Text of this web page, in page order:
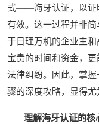
式——海牙认证，以证
有效。这一过程并非
于日理万机的企业主
宝贵的时间和资金，
法律纠纷。因此，掌
骤的深度攻略，显得尤
理解海牙认证的核